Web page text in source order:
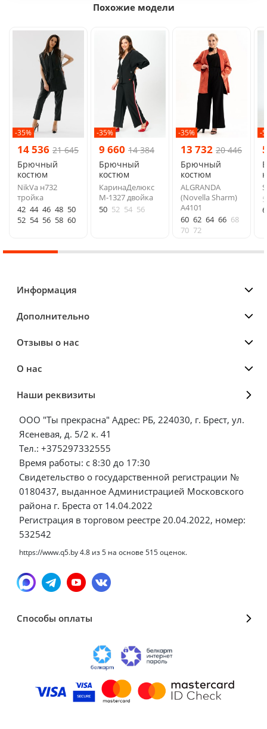
Похожие модели
-35%
14 536 21 645
Брючный
костюм
NikVa н732
тройка
42 44 46 48 50
52 54 56 58 60
-35%
9 660 14 384
Брючный
костюм
КаринаДелюкс
М-1327 двойка
50 52 54 56
-35%
13 732 20 446
Брючный
костюм
ALGRANDA
(Novella Sharm)
A4101
60 62 64 66 68
70 72
-
Информация
Дополнительно
Отзывы о нас
О нас
Наши реквизиты
ООО "Ты прекрасна" Адрес: РБ, 224030, г. Брест, ул.
Ясеневая, д. 5/2 к. 41
Тел.: +375297332555
Время работы: с 8:30 до 17:30
Свидетельство о государственной регистрации №
0180437, выданное Администрацией Московского
района г. Бреста от 14.04.2022
Регистрация в торговом реестре 20.04.2022, номер:
532542
https://www.q5.by4.8 из5 на основе 515оценок.
Способы оплаты